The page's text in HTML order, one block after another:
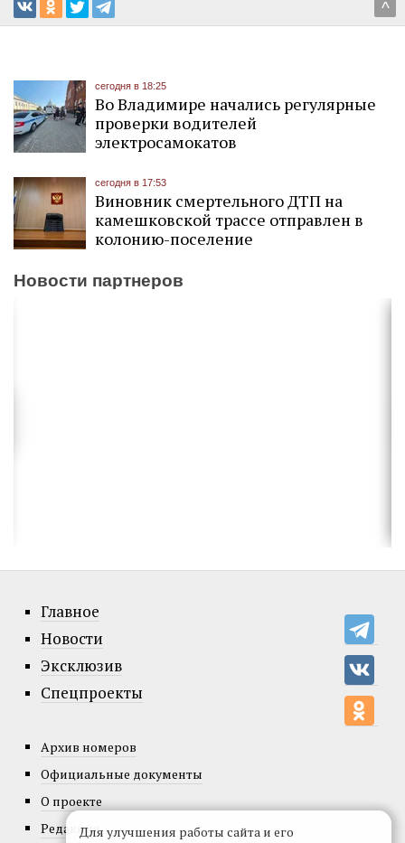
^
сегодня в 18:25
Во Владимире начались регулярные
проверки водителей
электросамокатов
сегодня в 17:53
Виновник смертельного ДТП на
камешковской трассе отправлен в
колонию-поселение
Новости партнеров
Главное
Новости
Эксклюзив
Спецпроекты
Архив номеров
Официальные документы
О проекте
РедакцияДля улучшения работы сайта и его